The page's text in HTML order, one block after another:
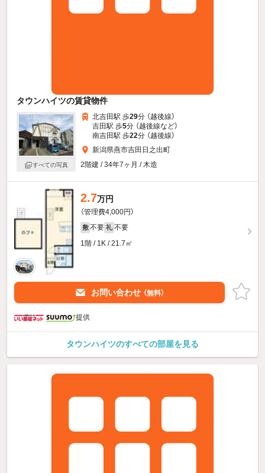
タウンハイツの賃貸物件
すべての写真
北吉田駅 歩29分 （越後線）
吉田駅 歩5分 （越後線など）
南吉田駅 歩22分 （越後線）
新潟県燕市吉田日之出町
2階建 / 34年7ヶ月 / 木造
2.7万円
（管理費4,000円）
敷 不要 礼 不要
1階 / 1K / 21.7㎡
お問い合わせ （無料）
提供
タウンハイツのすべての部屋を見る